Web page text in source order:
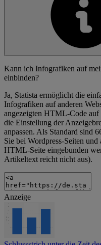
Kann ich Infografiken auf
einbinden?
Ja, Statista ermöglicht die
Infografiken auf anderen
angezeigten HTML-Code auf
die Einstellung der
anpassen. Als Standard sind
Sie bei Wordpress-Seiten
HTML-Seite eingebunden
Artikeltext reicht nicht aus).
Anzeige